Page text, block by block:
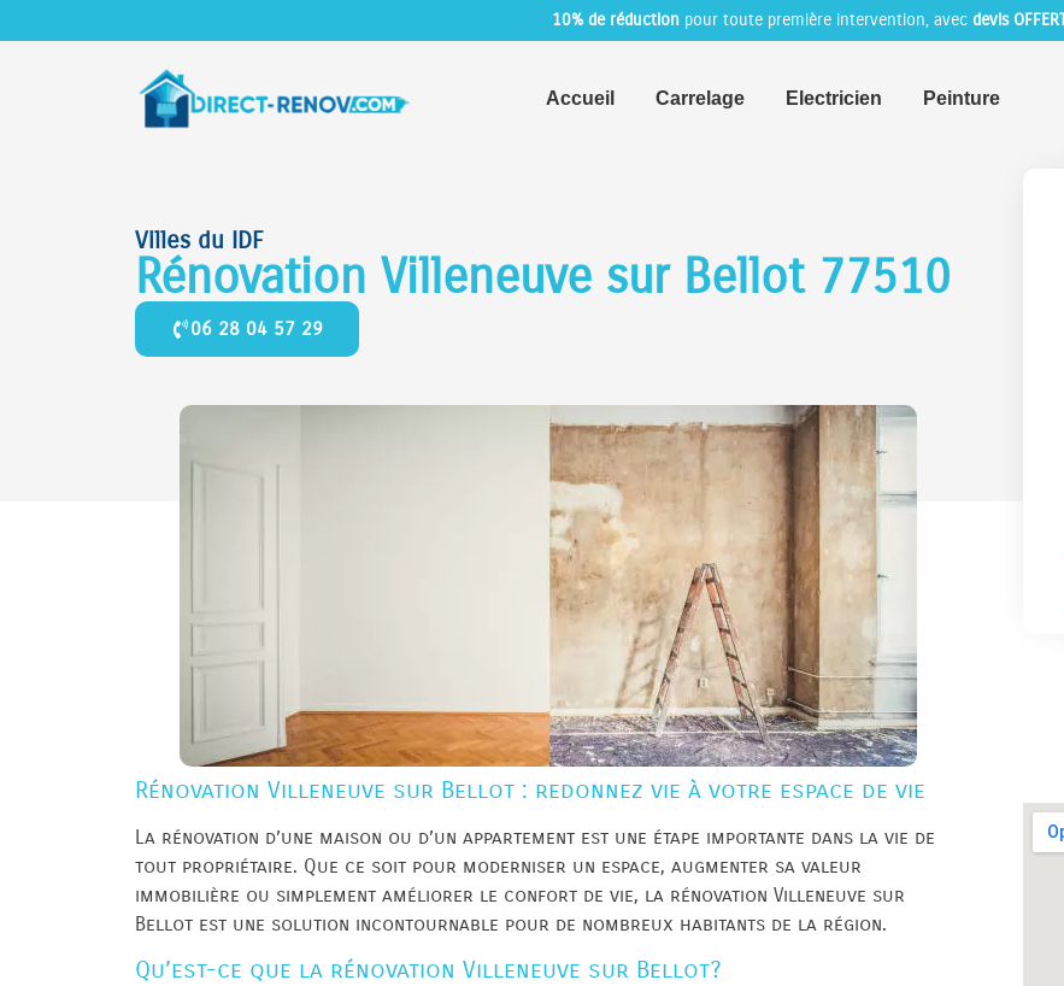
10% de réduction pour toute première intervention, avec devis
Accueil Carrelage Electricien Peinture
Villes du IDF
Rénovation Villeneuve sur Bellot 77510
06 28 04 57 29
Rénovation Villeneuve sur Bellot : redonnez vie à votre espace de vie
La rénovation d’une maison ou d’un appartement est une étape importante dans la vie de
tout propriétaire. Que ce soit pour moderniser un espace, augmenter sa valeur
immobilière ou simplement améliorer le confort de vie, la rénovation Villeneuve sur
Bellot est une solution incontournable pour de nombreux habitants de la région.
Qu’est-ce que la rénovation Villeneuve sur Bellot?